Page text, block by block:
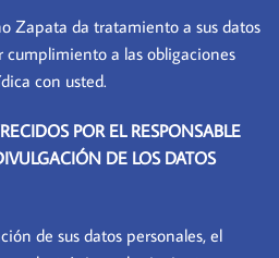
Zapata da tratamiento a sus datos
cumplimiento a las obligaciones
con usted.
POR EL RESPONSABLE
DE LOS DATOS
de sus datos personales, el